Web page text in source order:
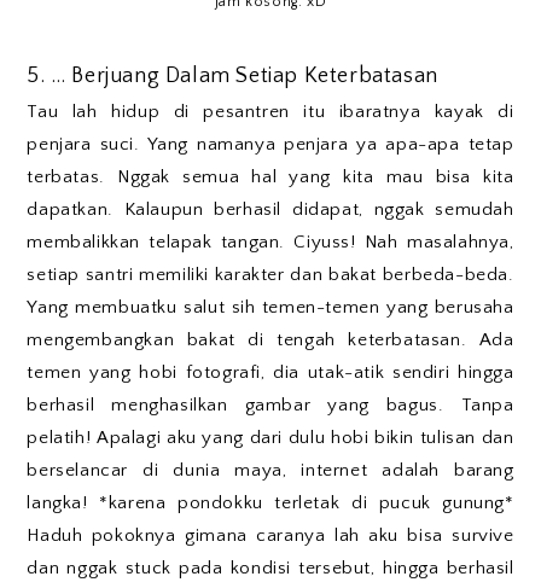
5. … Berjuang Dalam Setiap Keterbatasan
Tau lah hidup di pesantren itu ibaratnya kayak di
penjara suci. Yang namanya penjara ya apa-apa tetap
terbatas. Nggak semua hal yang kita mau bisa kita
dapatkan. Kalaupun berhasil didapat, nggak semudah
membalikkan telapak tangan. Ciyuss! Nah masalahnya,
setiap santri memiliki karakter dan bakat berbeda-beda.
Yang membuatku salut sih temen-temen yang berusaha
mengembangkan bakat di tengah keterbatasan. Ada
temen yang hobi fotografi, dia utak-atik sendiri hingga
berhasil menghasilkan gambar yang bagus. Tanpa
pelatih! Apalagi aku yang dari dulu hobi bikin tulisan dan
berselancar di dunia maya, internet adalah barang
langka! *karena pondokku terletak di pucuk gunung*
Haduh pokoknya gimana caranya lah aku bisa survive
dan nggak stuck pada kondisi tersebut, hingga berhasil